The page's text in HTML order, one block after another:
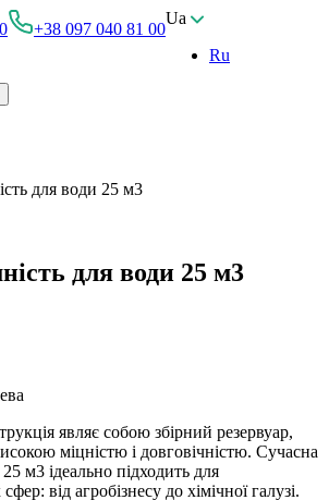
+38 097 040 81 00
Ua
Ru
для води 25 м3
для води 25 м3
являє собою збірний резервуар,
міцністю і довговічністю. Сучасна
м3 ідеально підходить для
від агробізнесу до хімічної галузі.